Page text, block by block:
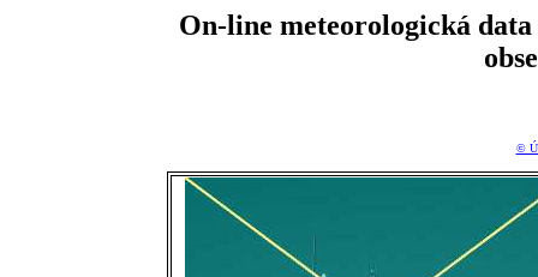
On-line meteorologická
©